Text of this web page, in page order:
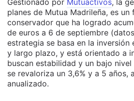
planes de Mutua Madrileña, es
conservador que ha logrado
de euros a 6 de septiembre
estrategia se basa en la inversión
y largo plazo, y está orientado a
buscan estabilidad y un bajo
se revaloriza un 3,6% y a 5 años,
anualizado.